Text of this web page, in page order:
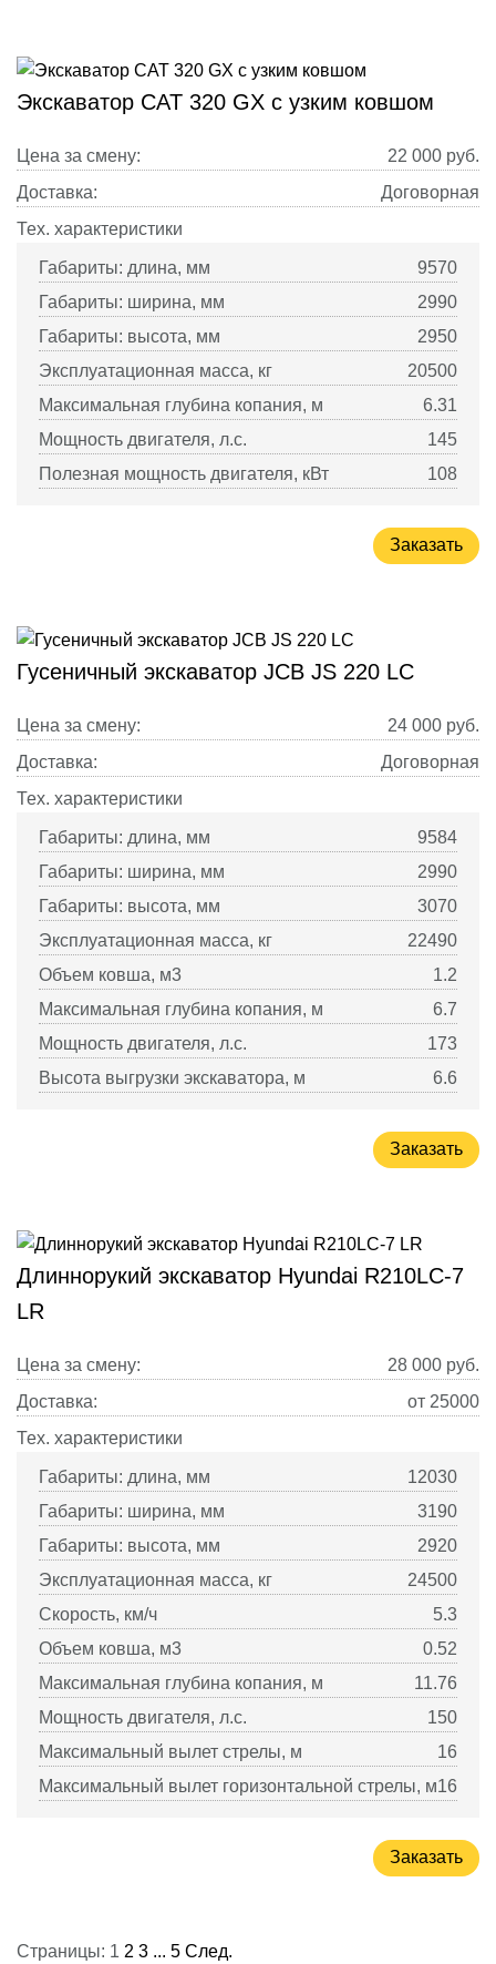
Экскаватор CAT 320 GX с узким ковшом
Цена за смену: 22 000 руб.
Доставка:
Договорная
Тех. характеристики
Габариты: длина, мм
9570
Габариты: ширина, мм
2990
Габариты: высота, мм
2950
Эксплуатационная масса, кг
20500
Максимальная глубина копания, м
6.31
Мощность двигателя, л.с.
145
Полезная мощность двигателя, кВт
108
Заказать
Гусеничный экскаватор JCB JS 220 LC
Цена за смену: 24 000 руб.
Доставка:
Договорная
Тех. характеристики
Габариты: длина, мм
9584
Габариты: ширина, мм
2990
Габариты: высота, мм
3070
Эксплуатационная масса, кг
22490
Объем ковша, м3
1.2
Максимальная глубина копания, м
6.7
Мощность двигателя, л.с.
173
Высота выгрузки экскаватора, м
6.6
Заказать
Длиннорукий экскаватор Hyundai R210LC-7
LR
Цена за смену: 28 000 руб.
Доставка:
от 25000
Тех. характеристики
Габариты: длина, мм
12030
Габариты: ширина, мм
3190
Габариты: высота, мм
2920
Эксплуатационная масса, кг
24500
Скорость, км/ч
5.3
Объем ковша, м3
0.52
Максимальная глубина копания, м
11.76
Мощность двигателя, л.с.
150
Максимальный вылет стрелы, м
16
Максимальный вылет горизонтальной стрелы, м16
Заказать
Страницы: 1 2 3 ... 5 След.